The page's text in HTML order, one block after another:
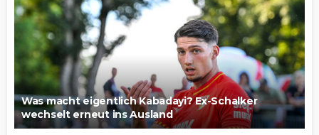
Was macht eigentlich Kabadayi? Ex-Schalker
wechselt erneut ins Ausland